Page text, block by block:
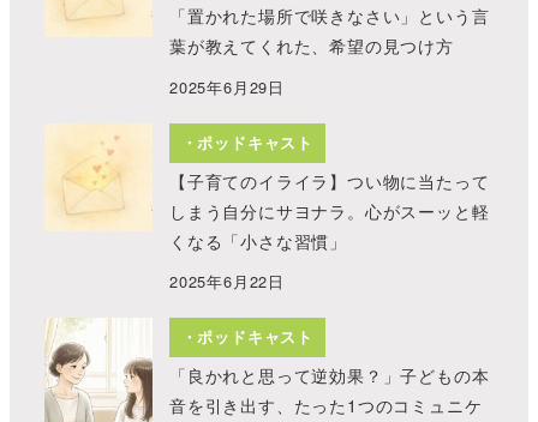
「置かれた場所で咲きなさい」という言
葉が教えてくれた、希望の見つけ方
2025年6月29日
・ポッドキャスト
【子育てのイライラ】つい物に当たって
しまう自分にサヨナラ。心がスーッと軽
くなる「小さな習慣」
2025年6月22日
・ポッドキャスト
「良かれと思って逆効果？」子どもの本
音を引き出す、たった1つのコミュニケ